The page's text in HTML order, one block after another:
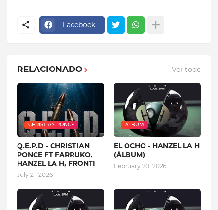
Facebook
RELACIONADO Ver todo
CHRISTIAN PONCE
Q.E.P.D - CHRISTIAN
PONCE FT FARRUKO,
HANZEL LA H, FRONTI
July 21, 2026
ALBUM
EL OCHO - HANZEL LA H
(ÁLBUM)
February 20, 2026